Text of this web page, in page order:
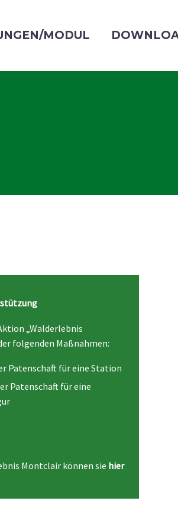
MODUL
„Walderlebnis
folgenden Maßnahmen:
Patenschaft für eine Station
Patenschaft für eine
Montclair können sie hier